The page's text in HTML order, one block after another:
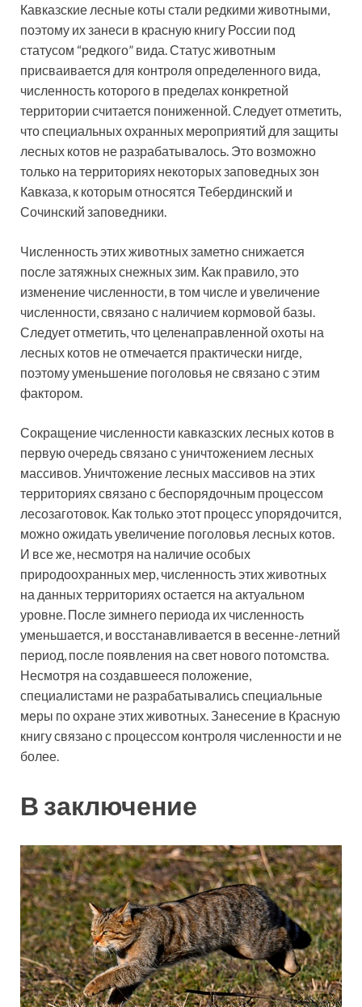
Кавказские лесные коты стали редкими животными,
поэтому их занеси в красную книгу России под
статусом “редкого” вида. Статус животным
присваивается для контроля определенного вида,
численность которого в пределах конкретной
территории считается пониженной. Следует отметить,
что специальных охранных мероприятий для защиты
лесных котов не разрабатывалось. Это возможно
только на территориях некоторых заповедных зон
Кавказа, к которым относятся Тебердинский и
Сочинский заповедники.
Численность этих животных заметно снижается
после затяжных снежных зим. Как правило, это
изменение численности, в том числе и увеличение
численности, связано с наличием кормовой базы.
Следует отметить, что целенаправленной охоты на
лесных котов не отмечается практически нигде,
поэтому уменьшение поголовья не связано с этим
фактором.
Сокращение численности кавказских лесных котов в
первую очередь связано с уничтожением лесных
массивов. Уничтожение лесных массивов на этих
территориях связано с беспорядочным процессом
лесозаготовок. Как только этот процесс упорядочится,
можно ожидать увеличение поголовья лесных котов.
И все же, несмотря на наличие особых
природоохранных мер, численность этих животных
на данных территориях остается на актуальном
уровне. После зимнего периода их численность
уменьшается, и восстанавливается в весенне-летний
период, после появления на свет нового потомства.
Несмотря на создавшееся положение,
специалистами не разрабатывались специальные
меры по охране этих животных. Занесение в Красную
книгу связано с процессом контроля численности и не
более.
В заключение